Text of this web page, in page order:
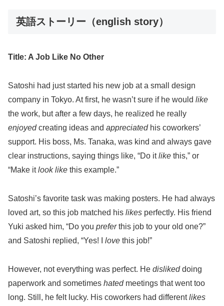
英語ストーリー（english story）
Title: A Job Like No Other
Satoshi had just started his new job at a small design
company in Tokyo. At first, he wasn’t sure if he would like
the work, but after a few days, he realized he really
enjoyedcreating ideas and appreciatedhis coworkers’
support. His boss, Ms. Tanaka, was kind and always gave
clear instructions, saying things like, “Do itlike this,” or
“Make itlook like this example.”
Satoshi’s favorite task was making posters. He had always
loved art, so this job matched his likes perfectly. His friend
Yuki asked him, “Do you preferthis job to your old one?”
and Satoshi replied, “Yes! I love this job!”
However, not everything was perfect. He dislikeddoing
paperwork and sometimes hatedmeetings that went too
long. Still, he felt lucky. His coworkers had differentlikes